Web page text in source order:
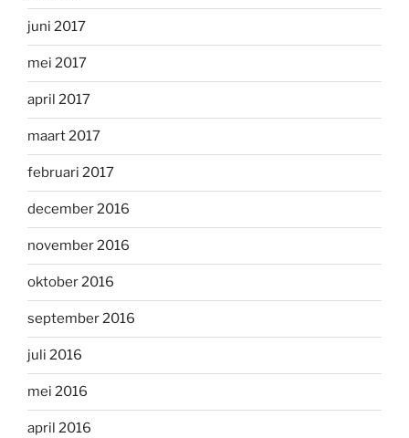
juni 2017
mei 2017
april 2017
maart 2017
februari 2017
december 2016
november 2016
oktober 2016
september 2016
juli 2016
mei 2016
april 2016